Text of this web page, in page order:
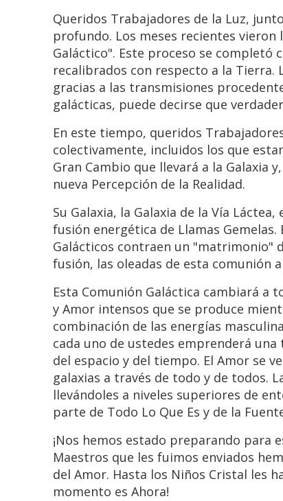
Queridos Trabajadores de la Luz,
profundo. Los meses recientes
Galáctico". Este proceso se completó
recalibrados con respecto a la Tierra.
gracias a las transmisiones
galácticas, puede decirse que
En este tiempo, queridos
colectivamente, incluidos los que
Gran Cambio que llevará a la Galaxia
nueva Percepción de la Realidad.
Su Galaxia, la Galaxia de la Vía
fusión energética de Llamas
Galácticos contraen un "matrimonio"
fusión, las oleadas de esta comunión
Esta Comunión Galáctica cambiará a
y Amor intensos que se produce
combinación de las energías
cada uno de ustedes emprenderá
del espacio y del tiempo. El Amor se
galaxias a través de todo y de todos.
llevándoles a niveles superiores de
parte de Todo Lo Que Es y de la
¡Nos hemos estado preparando para
Maestros que les fuimos enviados
del Amor. Hasta los Niños Cristal les
momento es Ahora!